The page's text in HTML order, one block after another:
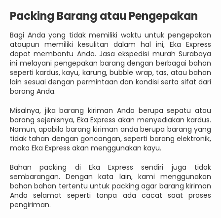
Packing Barang atau Pengepakan
Bagi Anda yang tidak memiliki waktu untuk pengepakan
ataupun memiliki kesulitan dalam hal ini, Eka Express
dapat membantu Anda. Jasa ekspedisi murah Surabaya
ini melayani pengepakan barang dengan berbagai bahan
seperti kardus, kayu, karung, bubble wrap, tas, atau bahan
lain sesuai dengan permintaan dan kondisi serta sifat dari
barang Anda.
Misalnya, jika barang kiriman Anda berupa sepatu atau
barang sejenisnya, Eka Express akan menyediakan kardus.
Namun, apabila barang kiriman anda berupa barang yang
tidak tahan dengan goncangan, seperti barang elektronik,
maka Eka Express akan menggunakan kayu.
Bahan packing di Eka Express sendiri juga tidak
sembarangan. Dengan kata lain, kami menggunakan
bahan bahan tertentu untuk packing agar barang kiriman
Anda selamat seperti tanpa ada cacat saat proses
pengiriman.